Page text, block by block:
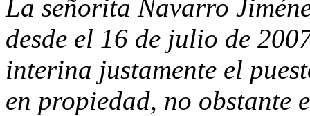
La señorita Navarro
desde el 16 de julio de
interina justamente el
en propiedad, no obstante